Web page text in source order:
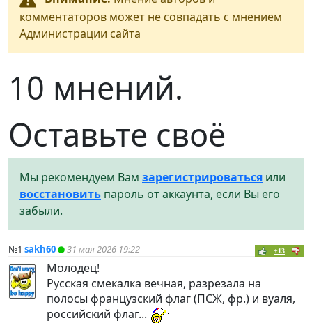
комментаторов может не совпадать с мнением
Администрации сайта
10 мнений.
Оставьте своё
Мы рекомендуем Вам зарегистрироваться или
восстановить пароль от аккаунта, если Вы его
забыли.
№1 sakh60 31 мая 2026 19:22 +13
Молодец!
Русская смекалка вечная, разрезала на
полосы французский флаг (ПСЖ, фр.) и вуаля,
российский флаг...